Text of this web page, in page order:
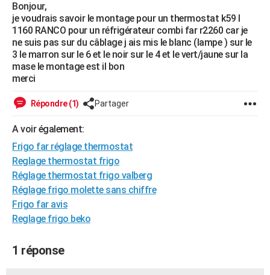
Essais
Réserver un essai
Citadines
Berlines
SUV
Forum auto
+HIGH-TECH
Mobiles
Meilleur smartphone
Internet
Ordinateurs
Jeux vidéo
Guide high-tech
BRICOLAGE
Forum
Aménagement intérieur
Extérieur
Cuisine
Salle de bains
Jardinage
Rangement
WEEK-END
Art de vivre
Bien-être
Loisirs
Mode
Modes de vie
Alimentation
Guide de la santé
Maladies
Médicaments
Sommeil
Destinations
City break
Voyage nature
Voyage de noces
Forum
Climat
+PHOTO
GUIDES D'ACHAT
BONS PLANS
Carte de Noël
Carte Bonne année
Carte Saint-Valentin
Carte Pâques
Carte d'anniversaire
DICTIONNAIRE
Bonjour,
je voudrais savoir le montage pour un thermostat k59 l
1160 RANCO pour un réfrigérateur combi far r2260 car je
ne suis pas sur du câblage j ais mis le blanc (lampe ) sur le
3 le marron sur le 6 et le noir sur le 4 et le vert/jaune sur la
mase le montage est il bon
merci
Répondre (1) Partager
A voir également:
Frigo far réglage thermostat
Reglage thermostat frigo
Réglage thermostat frigo valberg
Réglage frigo molette sans chiffre
Frigo far avis
Reglage frigo beko
1 réponse